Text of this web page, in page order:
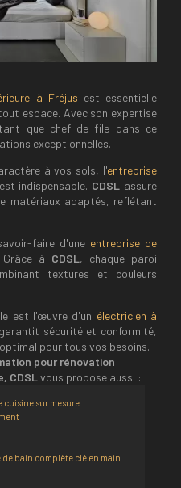
à Fréjus est essentielle
espace. Avec son expertise
que chef de file dans ce
exceptionnelles.
à vos sols, l'entreprise
est indispensable. CDSL assure
matériaux adaptés, reflétant
faire d'une entreprise de
à CDSL, chaque paroi
textures et couleurs
est l'œuvre d'un électricien à
garantit sécurité et conformité,
pour tous vos besoins.
pour rénovation
CDSL vous propose aussi :
cuisine sur mesure
bain complète clé en main